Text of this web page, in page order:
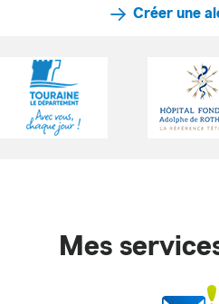
Créer une
Mes